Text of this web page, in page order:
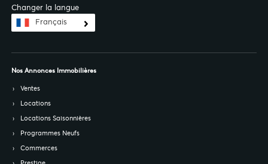
Changer la langue
Français
Nos Annonces Immobilières
Ventes
Locations
Locations Saisonnières
Programmes Neufs
Commerces